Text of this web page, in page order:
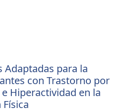
Adaptadas para la
con Trastorno por
Hiperactividad en la